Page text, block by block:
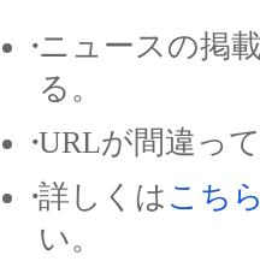
ニュースの掲
る。
URLが間違って
詳しくは こちら
い。